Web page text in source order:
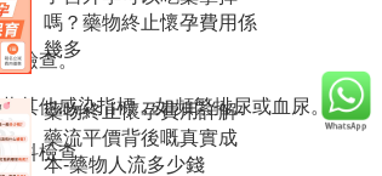
檢查。
其他感染指標，如頻繁排尿或血尿。
科檢查。
嗎？藥物終止懷孕費用係
幾多
藥物終止懷孕費用詳解-
藥流平價背後嘅真實成
本-藥物人流多少錢